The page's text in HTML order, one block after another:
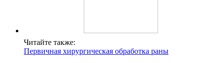
Читайте также:
Первичная хирургическая обработка раны